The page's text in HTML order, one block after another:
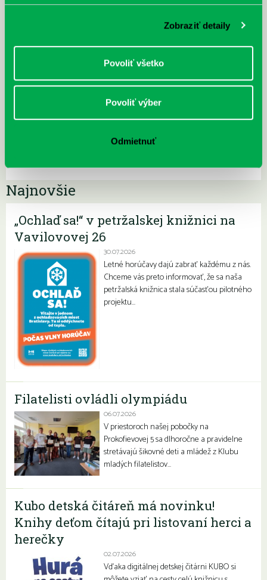
Zobraziť detaily
Povoliť všetko
Povoliť výber
Odmietnuť
Najnovšie
„Ochlaď sa!“ v petržalskej knižnici na
Vavilovovej 26
30.07.2026
Letné horúčavy dajú zabrať každému z nás.
Chceme vás preto informovať, že sa naša
petržalská knižnica stala súčasťou pilotného
projektu…
Filatelisti ovládli olympiádu
06.07.2026
V priestoroch našej pobočky na
Prokofievovej 5 sa dlhoročne a pravidelne
stretávajú šikovné deti a mládež z Klubu
mladých filatelistov…
Kubo detská čitáreň má novinku!
Knihy deťom čítajú pri listovaní herci a
herečky
02.07.2026
Vďaka digitálnej detskej čitárni KUBO si